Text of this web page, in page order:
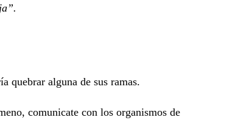
quebrar alguna de sus ramas.
comunicate con los organismos de